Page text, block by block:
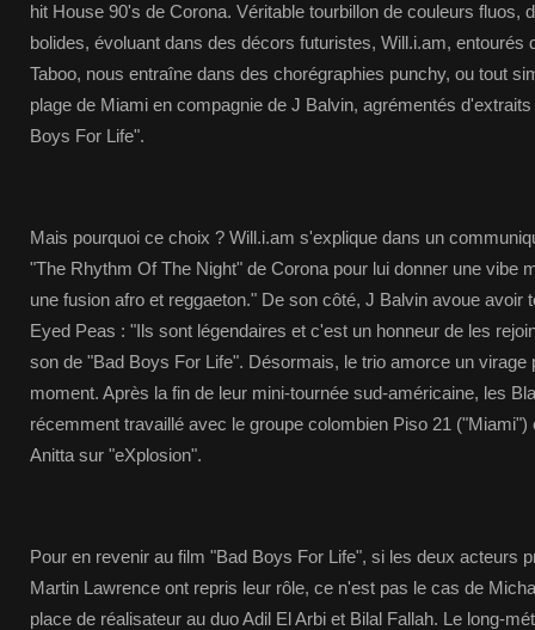
hit House 90's de Corona. Véritable tourbillon de couleurs fluos,
bolides, évoluant dans des décors futuristes, Will.i.am, entourés
Taboo, nous entraîne dans des chorégraphies punchy, ou tout
plage de Miami en compagnie de J Balvin, agrémentés
Boys For Life".
Mais pourquoi ce choix ? Will.i.am s'explique dans un
"The Rhythm Of The Night" de Corona pour lui donner une vibe
une fusion afro et reggaeton." De son côté, J Balvin avoue avoir
Eyed Peas : "Ils sont légendaires et c'est un honneur de les
son de "Bad Boys For Life". Désormais, le trio amorce un virage
moment. Après la fin de leur mini-tournée sud-américaine, les
récemment travaillé avec le groupe colombien Piso 21 ("Miami")
Anitta sur "eXplosion".
Pour en revenir au film "Bad Boys For Life", si les deux acteurs
Martin Lawrence ont repris leur rôle, ce n'est pas le cas de
place de réalisateur au duo Adil El Arbi et Bilal Fallah. Le long-